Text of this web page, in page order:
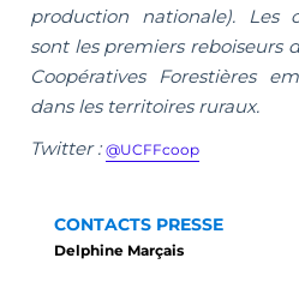
production nationale). Les
sont les premiers reboiseurs
Coopératives Forestières
dans les territoires ruraux.
Twitter : @UCFFcoop
CONTACTS PRESSE
Delphine Marçais